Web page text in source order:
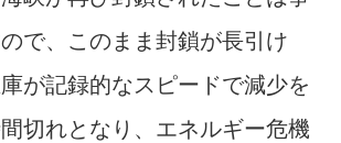
で、このまま封鎖が長引け
が記録的なスピードで減少を
切れとなり、エネルギー危機